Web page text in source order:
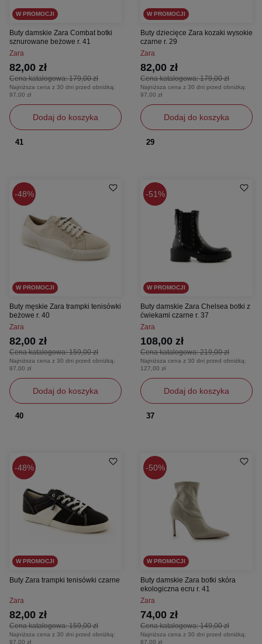
W PROMOCJI
Buty damskie Zara Combat botki
sznurowane beżowe r. 41
Zara
Cena katalogowa:179,00 zł
82,00 zł
Najniższa cena z 30 dni przed obniżką:
97,00 zł
Dodaj do koszyka
41
W PROMOCJI
Buty dziecięce Zara kozaki wysokie
czarne r. 29
Zara
Cena katalogowa:179,00 zł
82,00 zł
Najniższa cena z 30 dni przed obniżką:
97,00 zł
Dodaj do koszyka
29
48%
W PROMOCJI
Buty męskie Zara trampki tenisówki
beżowe r. 40
Zara
Cena katalogowa:159,00 zł
82,00 zł
Najniższa cena z 30 dni przed obniżką:
97,00 zł
Dodaj do koszyka
40
51%
W PROMOCJI
Buty damskie Zara Chelsea botki z
ćwiekami czarne r. 37
Zara
Cena katalogowa:219,00 zł
108,00 zł
Najniższa cena z 30 dni przed obniżką:
127,00 zł
Dodaj do koszyka
37
48%
W PROMOCJI
Buty Zara trampki tenisówki czarne
Zara
Cena katalogowa:159,00 zł
82,00 zł
Najniższa cena z 30 dni przed obniżką:
97,00 zł
50%
W PROMOCJI
Buty damskie Zara botki skóra
ekologiczna ecru r. 41
Zara
Cena katalogowa:149,00 zł
74,00 zł
Najniższa cena z 30 dni przed obniżką:
87,00 zł